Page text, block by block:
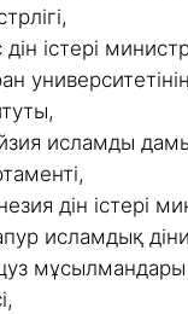
істері
исламды
дін істері
исламдық
мұсылмандары